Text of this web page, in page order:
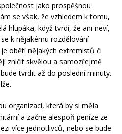
jako prospěšnou
se však, že vzhledem k tomu,
hlupáka, když tvrdí, že ani neví,
k nějakému rozdělování
obětí nějakých extremistů či
zničit skvělou a samozřejmě
tvrdit až do poslední minuty.
organizací, která by si měla
a začne alespoň peníze ze
více jednotlivců, nebo se bude